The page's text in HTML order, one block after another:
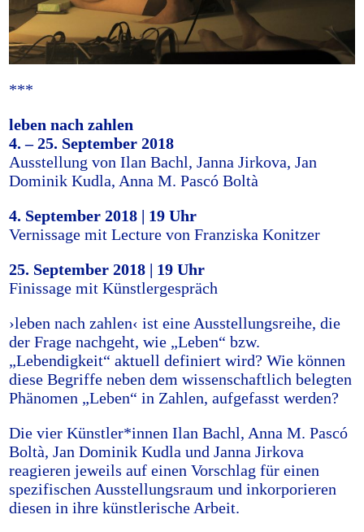
***
leben nach zahlen
4. – 25. September 2018
Ausstellung von Ilan Bachl, Janna Jirkova, Jan
Dominik Kudla, Anna M. Pascó Boltà
4. September 2018 | 19 Uhr
Vernissage mit Lecture von Franziska Konitzer
25. September 2018 | 19 Uhr
Finissage mit Künstlergespräch
›leben nach zahlen‹ ist eine Ausstellungsreihe, die
der Frage nachgeht, wie „Leben“ bzw.
„Lebendigkeit“ aktuell definiert wird? Wie können
diese Begriffe neben dem wissenschaftlich belegten
Phänomen „Leben“ in Zahlen, aufgefasst werden?
Die vier Künstler*innen Ilan Bachl, Anna M. Pascó
Boltà, Jan Dominik Kudla und Janna Jirkova
reagieren jeweils auf einen Vorschlag für einen
spezifischen Ausstellungsraum und inkorporieren
diesen in ihre künstlerische Arbeit.